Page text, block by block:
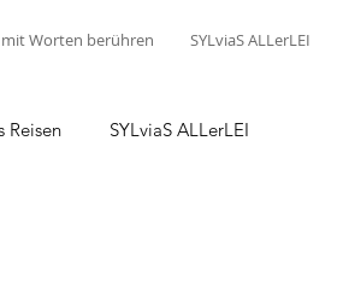
mit Worten berühren SYLviaS ALLerLEI
Reisen SYLviaS ALLerLEI